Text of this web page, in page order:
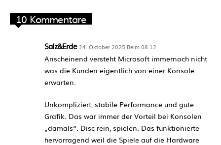
10 Kommentare
Salz&Erde 24. Oktober 2025 Beim 08:12
Anscheinend versteht Microsoft immernoch nicht
was die Kunden eigentlich von einer Konsole
erwarten.
Unkompliziert, stabile Performance und gute
Grafik. Das war immer der Vorteil bei Konsolen
„damals“. Disc rein, spielen. Das funktionierte
hervorragend weil die Spiele auf die Hardware